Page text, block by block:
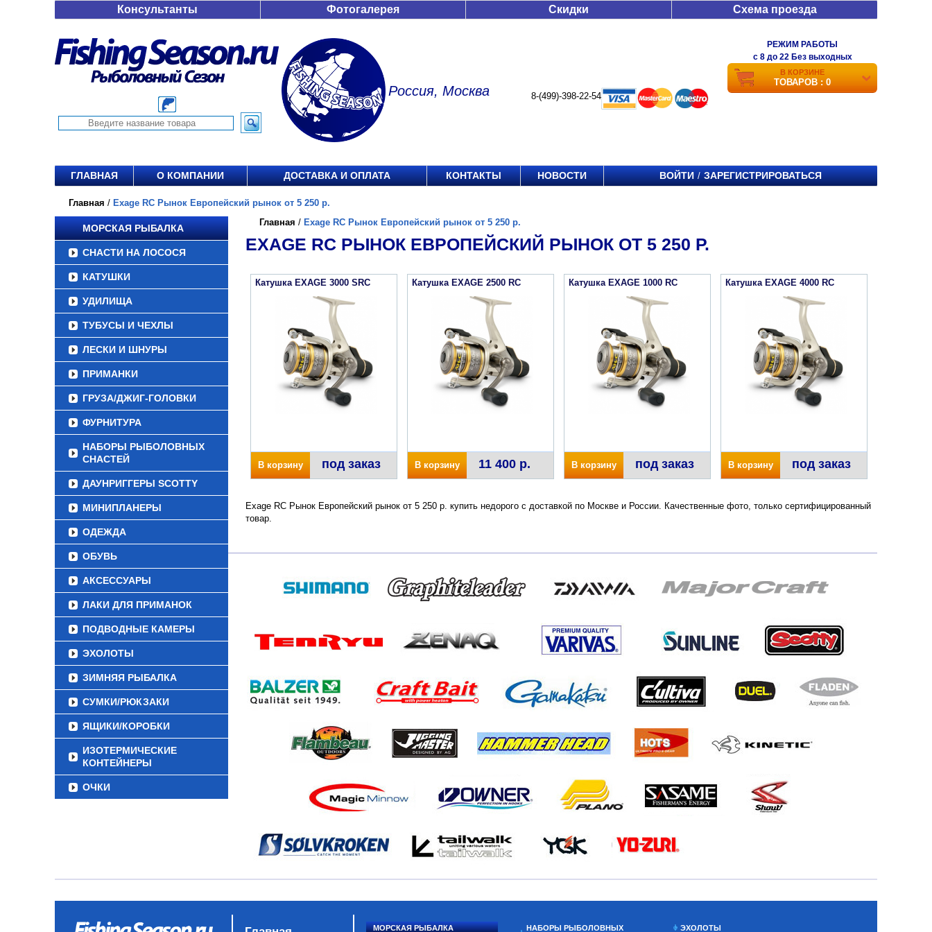
Консультанты Фотогалерея Скидки Схема проезда
Россия, Москва 8-(499)-398-22-54
РЕЖИМ РАБОТЫ
c 8 до 22 Без выходных
В КОРЗИНЕ
ТОВАРОВ : 0
ГЛАВНАЯ О КОМПАНИИ ДОСТАВКА И ОПЛАТА КОНТАКТЫ НОВОСТИ ВОЙТИ / ЗАРЕГИСТРИРОВАТЬСЯ
Главная / Exage RC Рынок Европейский рынок от 5 250 р.
МОРСКАЯ РЫБАЛКА
СНАСТИ НА ЛОСОСЯ
КАТУШКИ
УДИЛИЩА
ТУБУСЫ И ЧЕХЛЫ
ЛЕСКИ И ШНУРЫ
ПРИМАНКИ
ГРУЗА/ДЖИГ-ГОЛОВКИ
ФУРНИТУРА
НАБОРЫ РЫБОЛОВНЫХ
СНАСТЕЙ
ДАУНРИГГЕРЫ SCOTTY
МИНИПЛАНЕРЫ
ОДЕЖДА
ОБУВЬ
АКСЕССУАРЫ
ЛАКИ ДЛЯ ПРИМАНОК
ПОДВОДНЫЕ КАМЕРЫ
ЭХОЛОТЫ
ЗИМНЯЯ РЫБАЛКА
СУМКИ/РЮКЗАКИ
ЯЩИКИ/КОРОБКИ
ИЗОТЕРМИЧЕСКИЕ
КОНТЕЙНЕРЫ
ОЧКИ
Главная / Exage RC Рынок Европейский рынок от 5 250 р.
EXAGE RC РЫНОК ЕВРОПЕЙСКИЙ РЫНОК ОТ 5 250 Р.
Катушка EXAGE 3000 SRC
В корзину под заказ
Катушка EXAGE 2500 RC
В корзину 11 400 р.
Катушка EXAGE 1000 RC
В корзину под заказ
Катушка EXAGE 4000 RC
В корзину под заказ
Exage RC Рынок Европейский рынок от 5 250 р. купить недорого с доставкой по Москве и России. Качественные фото, только сертифицированный
товар.
МОРСКАЯ РЫБАЛКА НАБОРЫ РЫБОЛОВНЫХ ЭХОЛОТЫ